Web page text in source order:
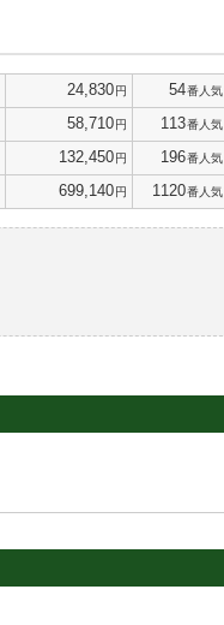
24,830円 54番人気
58,710円 113番人気
132,450円 196番人気
699,140円 1120番人気